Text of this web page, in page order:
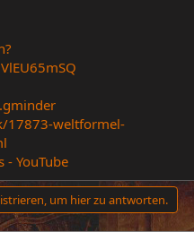
17873-weltformel-
YouTube
um hier zu antworten.